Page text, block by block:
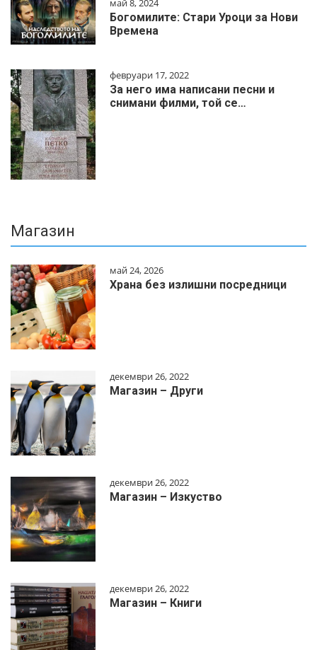
май 8, 2024
Богомилите: Стари Уроци за Нови
Времена
февруари 17, 2022
За него има написани песни и
снимани филми, той се…
Магазин
май 24, 2026
Храна без излишни посредници
декември 26, 2022
Магазин – Други
декември 26, 2022
Магазин – Изкуство
декември 26, 2022
Магазин – Книги